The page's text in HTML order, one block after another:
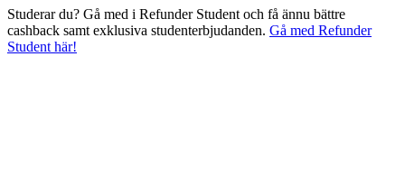
Studerar du? Gå med i Refunder Student och få ännu bättre
cashback samt exklusiva studenterbjudanden. Gå med Refunder
Student här!